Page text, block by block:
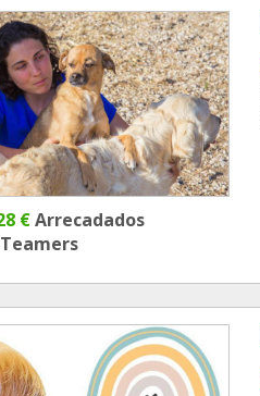
€Arrecadados